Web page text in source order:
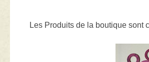
Les Produits de la boutique sont